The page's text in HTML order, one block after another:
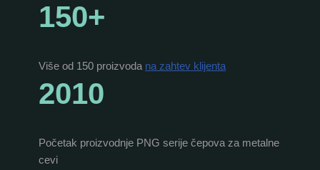
150+
Više od 150 proizvoda na zahtev klijenta
2010
Početak proizvodnje PNG serije čepova za metalne
cevi